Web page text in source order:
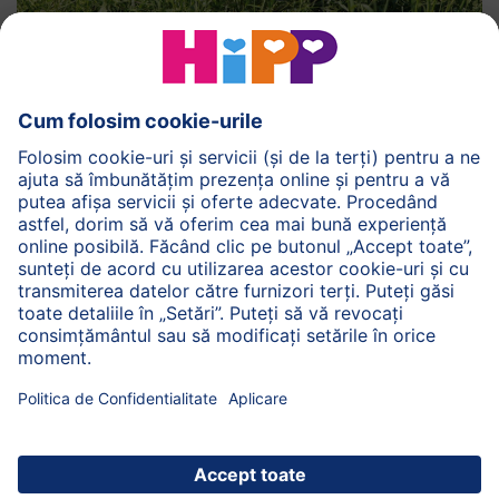
Comparativ cu fermele convenționale, curcanilor
ecologici HiPP le este oferit timpul necesar pentru a
crește. În plus, animalele noastre sunt, mai ușoare, mai
exerciții în zonele noastre extinse. Majoritatea
curcanilor ecologici HiPP au pene întunecate și, prin
urmare, seamănă cu curcanii sălbatici.
Înapoi sus